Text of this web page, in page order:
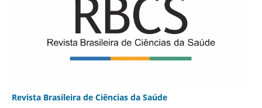
Revista Brasileira de Ciências da Saúde